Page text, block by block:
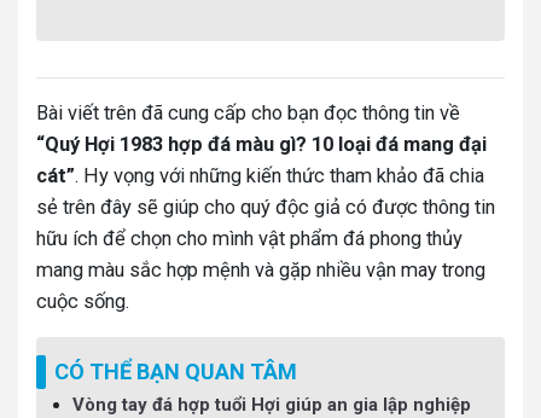
Bài viết trên đã cung cấp cho bạn đọc thông tin về
“Quý Hợi 1983 hợp đá màu gì? 10 loại đá mang đại
cát”. Hy vọng với những kiến thức tham khảo đã chia
sẻ trên đây sẽ giúp cho quý độc giả có được thông tin
hữu ích để chọn cho mình vật phẩm đá phong thủy
mang màu sắc hợp mệnh và gặp nhiều vận may trong
cuộc sống.
CÓ THỂ BẠN QUAN TÂM
Vòng tay đá hợp tuổi Hợi giúp an gia lập nghiệp